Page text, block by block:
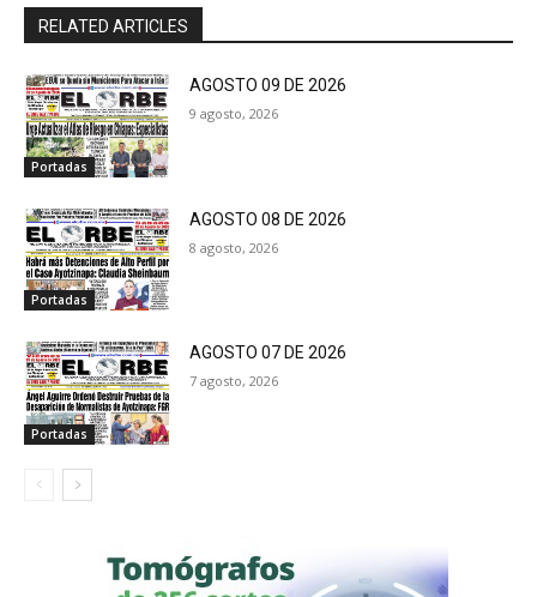
RELATED ARTICLES
Portadas
AGOSTO 09 DE 2026
9 agosto, 2026
Portadas
AGOSTO 08 DE 2026
8 agosto, 2026
Portadas
AGOSTO 07 DE 2026
7 agosto, 2026